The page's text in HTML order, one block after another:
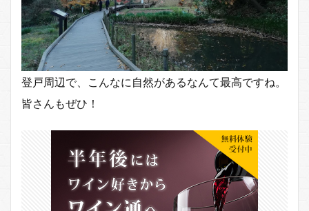
登戸周辺で、こんなに自然があるなんて最高ですね。
皆さんもぜひ！